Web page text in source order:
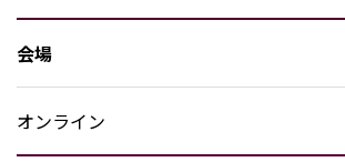
会場
オンライン